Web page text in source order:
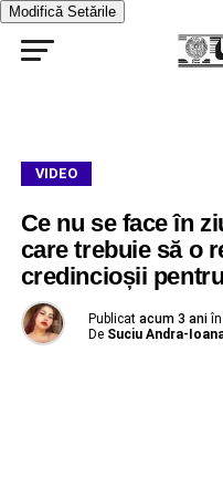
Modifică Setările
VIDEO
Ce nu se face în
care trebuie să o
credincioșii
Publicat acum 3 ani în
De Suciu Andra-